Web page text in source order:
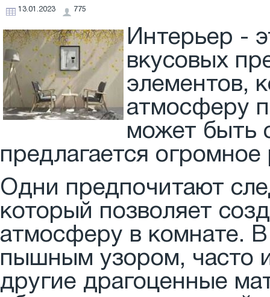
13.01.2023 775
Интерьер -
вкусовых
элементов,
атмосферу
может быть
предлагается
Одни предпочитают
который позволяет
атмосферу в комнате.
пышным узором, часто
другие драгоценные